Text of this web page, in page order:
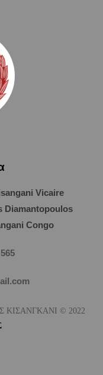
Vicaire
Diamantopoulos
Congo
ΚΙΣΑΝΓΚΑΝΙ © 2022